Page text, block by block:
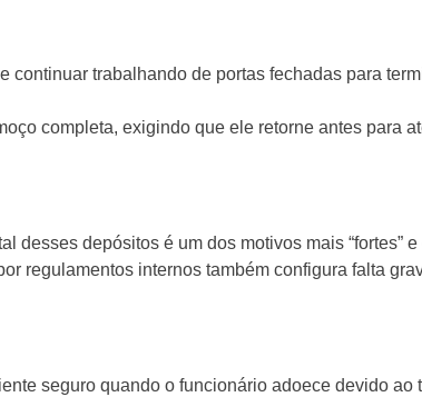
trabalhando de portas fechadas para
completa, exigindo que ele retorne antes para
depósitos é um dos motivos mais “fortes”
regulamentos internos também configura falta
seguro quando o funcionário adoece devido